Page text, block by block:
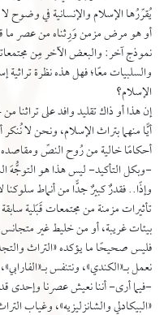
يُقرِّرُها الإسلام والإنسانية في وضوح
أو هو مرض مزمن وَرِثناه من عصر ما
نموذج آخر: والبعض الآخر مِن
والسلبيات معًا؛ فهل هذه نظرة
الإسلام؟
إن هذا أو ذاك تقليد وافد على
أيًّا منهما بتراث الإسلام، ونحن لا نُنكر
أحكامًا خالية من رُوح النصِّ
-وبكل التأكيد- ليس هذا هو التوجُّهَ
وإذًا.. فقدرٌ كبيرٌ جدًّا من أنماط
تأثيرات مزمنة من مجتمعات قَبَلية
بيئات غريبة، أو من خليط غير
فليس صحيحًا ما يؤكده «التراث
نعمل بـ«الكندي»، ونتنفس
-فيما أرى- أننا نعيش عصرنا وإحدى
«البيكادلي والشانزليزيه»، وغياب